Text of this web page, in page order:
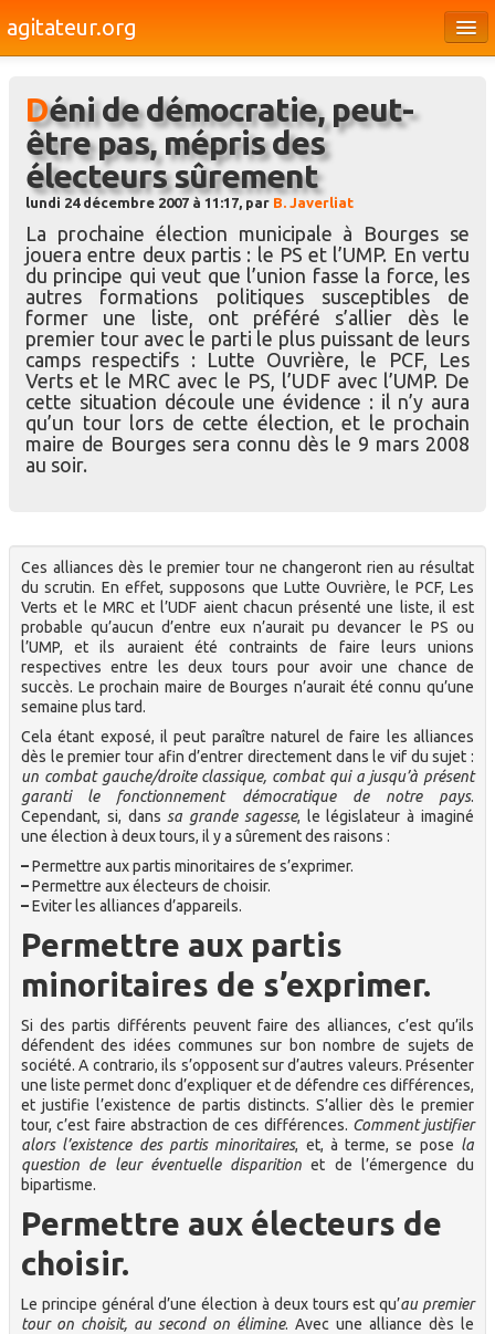
agitateur.org
Bourges & le Cher
Société
Culture
Médias
Dossiers
Brèves
Déni de démocratie, peut-
être pas, mépris des
électeurs sûrement
lundi 24 décembre 2007 à 11:17, par B. Javerliat
La prochaine élection municipale à Bourges se
jouera entre deux partis : le PS et l’UMP. En vertu
du principe qui veut que l’union fasse la force, les
autres formations politiques susceptibles de
former une liste, ont préféré s’allier dès le
premier tour avec le parti le plus puissant de leurs
camps respectifs : Lutte Ouvrière, le PCF, Les
Verts et le MRC avec le PS, l’UDF avec l’UMP. De
cette situation découle une évidence : il n’y aura
qu’un tour lors de cette élection, et le prochain
maire de Bourges sera connu dès le 9 mars 2008
au soir.
Ces alliances dès le premier tour ne changeront rien au résultat
du scrutin. En effet, supposons que Lutte Ouvrière, le PCF, Les
Verts et le MRC et l’UDF aient chacun présenté une liste, il est
probable qu’aucun d’entre eux n’aurait pu devancer le PS ou
l’UMP, et ils auraient été contraints de faire leurs unions
respectives entre les deux tours pour avoir une chance de
succès. Le prochain maire de Bourges n’aurait été connu qu’une
semaine plus tard.
Cela étant exposé, il peut paraître naturel de faire les alliances
dès le premier tour afin d’entrer directement dans le vif du sujet :
un combat gauche/droite classique, combat qui a jusqu’à présent
garanti le fonctionnement démocratique de notre pays.
Cependant, si, dans sa grande sagesse, le législateur à imaginé
une élection à deux tours, il y a sûrement des raisons :
–Permettre aux partis minoritaires de s’exprimer.
–Permettre aux électeurs de choisir.
–Eviter les alliances d’appareils.
Permettre aux partis
minoritaires de s’exprimer.
Si des partis différents peuvent faire des alliances, c’est qu’ils
défendent des idées communes sur bon nombre de sujets de
société. A contrario, ils s’opposent sur d’autres valeurs. Présenter
une liste permet donc d’expliquer et de défendre ces différences,
et justifie l’existence de partis distincts. S’allier dès le premier
tour, c’est faire abstraction de ces différences. Comment justifier
alors l’existence des partis minoritaires, et, à terme, se pose la
question de leur éventuelle disparition et de l’émergence du
bipartisme.
Permettre aux électeurs de
choisir.
Le principe général d’une élection à deux tours est qu’au premier
tour on choisit, au second on élimine. Avec une alliance dès le